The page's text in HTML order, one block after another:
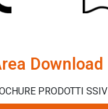
Download
PRODOTTI SSIV